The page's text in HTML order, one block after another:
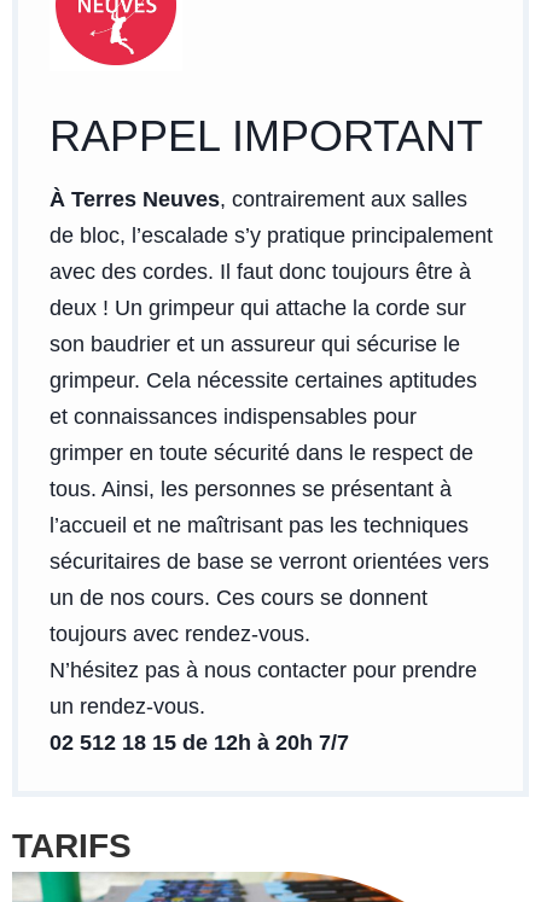
RAPPEL IMPORTANT
À Terres Neuves, contrairement aux salles
de bloc, l’escalade s’y pratique principalement
avec des cordes. Il faut donc toujours être à
deux ! Un grimpeur qui attache la corde sur
son baudrier et un assureur qui sécurise le
grimpeur. Cela nécessite certaines aptitudes
et connaissances indispensables pour
grimper en toute sécurité dans le respect de
tous. Ainsi, les personnes se présentant à
l’accueil et ne maîtrisant pas les techniques
sécuritaires de base se verront orientées vers
un de nos cours. Ces cours se donnent
toujours avec rendez-vous.
N’hésitez pas à nous contacter pour prendre
un rendez-vous.
02 512 18 15 de 12h à 20h 7/7
TARIFS